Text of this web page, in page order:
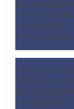
個人年金保険
パティが2024
入から鍵引渡
サービスを開
【グローバル
円で安心した
個人年金保険
シア教育移住